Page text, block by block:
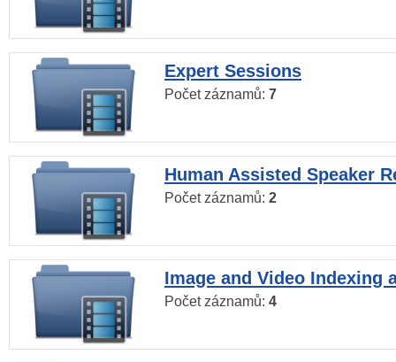
Expert Sessions
Počet záznamů: 7
Human Assisted Speaker
Počet záznamů: 2
Image and Video Indexing
Počet záznamů: 4